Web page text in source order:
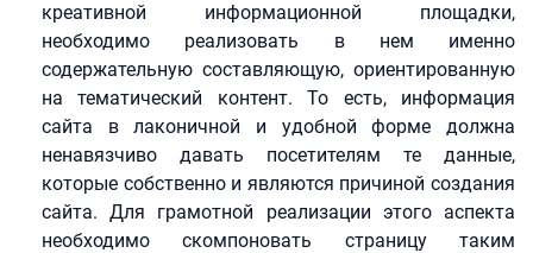
креативной информационной площадки,
необходимо реализовать в нем именно
содержательную составляющую, ориентированную
на тематический контент. То есть, информация
сайта в лаконичной и удобной форме должна
ненавязчиво давать посетителям те данные,
которые собственно и являются причиной создания
сайта. Для грамотной реализации этого аспекта
необходимо скомпоновать страницу таким